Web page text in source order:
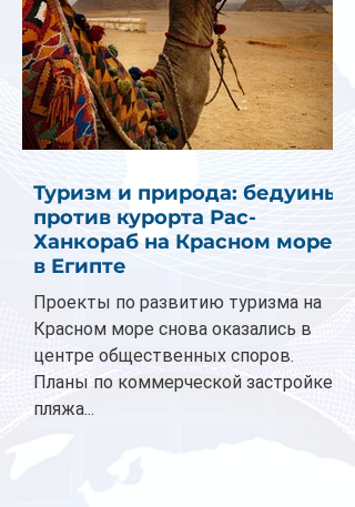
Туризм и природа: бедуины
против курорта Рас-
Ханкораб на Красном море
в Египте
Проекты по развитию туризма на
Красном море снова оказались в
центре общественных споров.
Планы по коммерческой застройке
пляжа...